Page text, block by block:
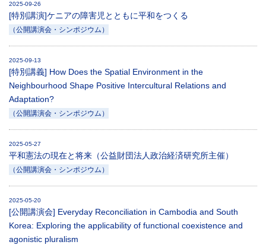
2025-09-26
[特別講演]ケニアの障害児とともに平和をつくる
（公開講演会・シンポジウム）
2025-09-13
[特別講義] How Does the Spatial Environment in the
Neighbourhood Shape Positive Intercultural Relations and
Adaptation?
（公開講演会・シンポジウム）
2025-05-27
平和憲法の現在と将来（公益財団法人政治経済研究所主催）
（公開講演会・シンポジウム）
2025-05-20
[公開講演会] Everyday Reconciliation in Cambodia and South
Korea: Exploring the applicability of functional coexistence and
agonistic pluralism